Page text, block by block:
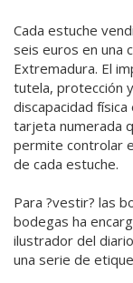
Cada estuche
seis euros en una
Extremadura. El
tutela, protección
discapacidad física
tarjeta numerada
permite controlar
de cada estuche.
Para ?vestir? las
bodegas ha
ilustrador del
una serie de